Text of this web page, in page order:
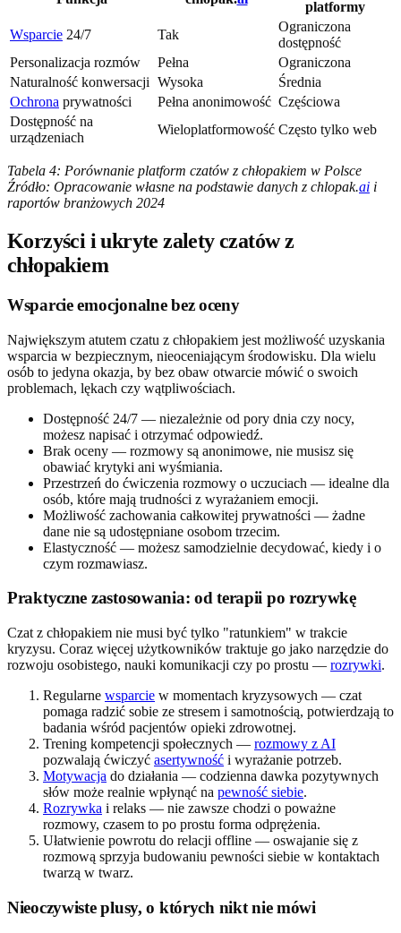
platformy
Wsparcie 24/7 Tak
Ograniczona
dostępność
Personalizacja rozmów
Pełna
Ograniczona
Naturalność konwersacji Wysoka
Średnia
Ochrona prywatności Pełna anonimowość Częściowa
Dostępność na
urządzeniach
Wieloplatformowość Często tylko web
Tabela 4: Porównanie platform czatów z chłopakiem w Polsce
Źródło: Opracowanie własne na podstawie danych z chlopak.ai i
raportów branżowych 2024
Korzyści i ukryte zalety czatów z
chłopakiem
Wsparcie emocjonalne bez oceny
Największym atutem czatu z chłopakiem jest możliwość uzyskania
wsparcia w bezpiecznym, nieoceniającym środowisku. Dla wielu
osób to jedyna okazja, by bez obaw otwarcie mówić o swoich
problemach, lękach czy wątpliwościach.
Dostępność 24/7 — niezależnie od pory dnia czy nocy,
możesz napisać i otrzymać odpowiedź.
Brak oceny — rozmowy są anonimowe, nie musisz się
obawiać krytyki ani wyśmiania.
Przestrzeń do ćwiczenia rozmowy o uczuciach — idealne dla
osób, które mają trudności z wyrażaniem emocji.
Możliwość zachowania całkowitej prywatności — żadne
dane nie są udostępniane osobom trzecim.
Elastyczność — możesz samodzielnie decydować, kiedy i o
czym rozmawiasz.
Praktyczne zastosowania: od terapii po rozrywkę
Czat z chłopakiem nie musi być tylko "ratunkiem" w trakcie
kryzysu. Coraz więcej użytkowników traktuje go jako narzędzie do
rozwoju osobistego, nauki komunikacji czy po prostu — rozrywki.
Regularne wsparcie w momentach kryzysowych — czat
pomaga radzić sobie ze stresem i samotnością, potwierdzają to
badania wśród pacjentów opieki zdrowotnej.
Trening kompetencji społecznych — rozmowy z AI
pozwalają ćwiczyć asertywność i wyrażanie potrzeb.
Motywacja do działania — codzienna dawka pozytywnych
słów może realnie wpłynąć na pewność siebie.
Rozrywka i relaks — nie zawsze chodzi o poważne
rozmowy, czasem to po prostu forma odprężenia.
Ułatwienie powrotu do relacji offline — oswajanie się z
rozmową sprzyja budowaniu pewności siebie w kontaktach
twarzą w twarz.
Nieoczywiste plusy, o których nikt nie mówi